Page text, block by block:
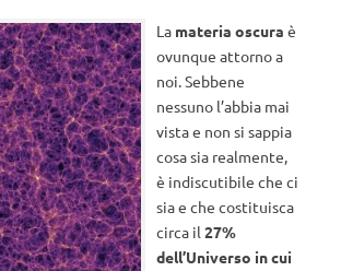
La materia oscura è
ovunque attorno a
noi. Sebbene
nessuno l’abbia mai
vista e non si sappia
cosa sia realmente,
è indiscutibile che ci
sia e che costituisca
circa il27%
dell’Universo in cui